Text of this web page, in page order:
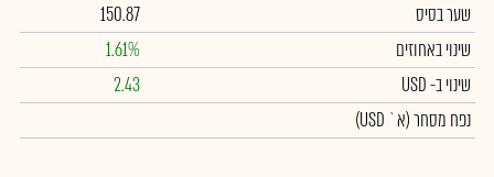
שער בסיס
150.87
שינוי באחוזים
1.61%
שינויב- USD
2.43
נפח מסחר(א` USD)